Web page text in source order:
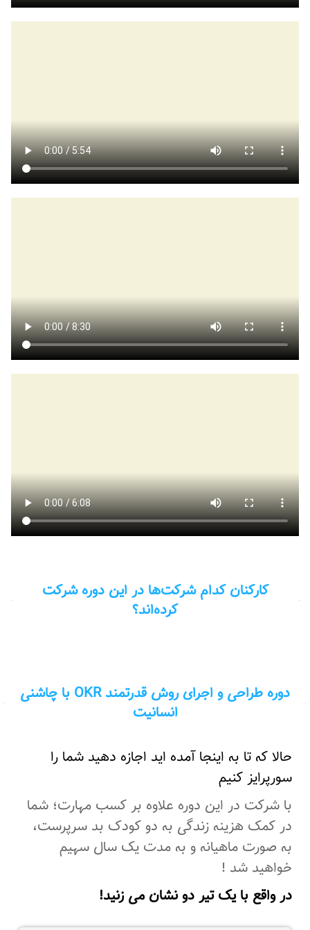
کارکنان کدام شرکت‌ها در این دوره شرکت
کرده‌اند؟
دوره طراحی و اجرای روش قدرتمند OKR با چاشنی
انسانیت
حالا که تا به اینجا آمده اید اجازه دهید شما را
سورپرایز کنیم
با شرکت در این دوره علاوه بر کسب مهارت؛ شما
در کمک هزینه زندگی به دو کودک بد سرپرست،
به صورت ماهیانه و به مدت یک سال سهیم
خواهید شد !
در واقع با یک تیر دو نشان می زنید!